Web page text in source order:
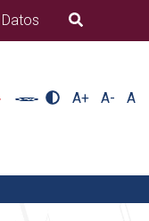
Datos B�squeda
A+ A- A